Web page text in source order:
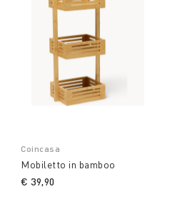
Coincasa
Mobiletto in bamboo
€ 39,90